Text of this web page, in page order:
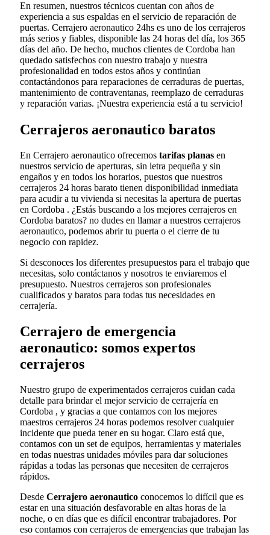
En resumen, nuestros técnicos cuentan con años de
experiencia a sus espaldas en el servicio de reparación de
puertas. Cerrajero aeronautico 24hs es uno de los cerrajeros
más serios y fiables, disponible las 24 horas del día, los 365
días del año. De hecho, muchos clientes de Cordoba han
quedado satisfechos con nuestro trabajo y nuestra
profesionalidad en todos estos años y continúan
contactándonos para reparaciones de cerraduras de puertas,
mantenimiento de contraventanas, reemplazo de cerraduras
y reparación varias. ¡Nuestra experiencia está a tu servicio!
Cerrajeros aeronautico baratos
En Cerrajero aeronautico ofrecemos tarifas planas en
nuestros servicio de aperturas, sin letra pequeña y sin
engaños y en todos los horarios, puestos que nuestros
cerrajeros 24 horas barato tienen disponibilidad inmediata
para acudir a tu vivienda si necesitas la apertura de puertas
en Cordoba . ¿Estás buscando a los mejores cerrajeros en
Cordoba baratos? no dudes en llamar a nuestros cerrajeros
aeronautico, podemos abrir tu puerta o el cierre de tu
negocio con rapidez.
Si desconoces los diferentes presupuestos para el trabajo que
necesitas, solo contáctanos y nosotros te enviaremos el
presupuesto. Nuestros cerrajeros son profesionales
cualificados y baratos para todas tus necesidades en
cerrajería.
Cerrajero de emergencia
aeronautico: somos expertos
cerrajeros
Nuestro grupo de experimentados cerrajeros cuidan cada
detalle para brindar el mejor servicio de cerrajería en
Cordoba , y gracias a que contamos con los mejores
maestros cerrajeros 24 horas podemos resolver cualquier
incidente que pueda tener en su hogar. Claro está que,
contamos con un set de equipos, herramientas y materiales
en todas nuestras unidades móviles para dar soluciones
rápidas a todas las personas que necesiten de cerrajeros
rápidos.
Desde Cerrajero aeronautico conocemos lo difícil que es
estar en una situación desfavorable en altas horas de la
noche, o en días que es difícil encontrar trabajadores. Por
eso contamos con cerrajeros de emergencias que trabajan las